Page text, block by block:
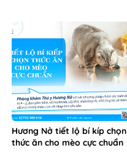
Hương Nở tiết lộ bí kíp chọn
thức ăn cho mèo cực chuẩn